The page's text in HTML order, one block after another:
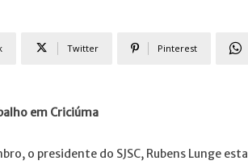
Twitter Pinterest
em Criciúma
o presidente do SJSC, Rubens Lunge